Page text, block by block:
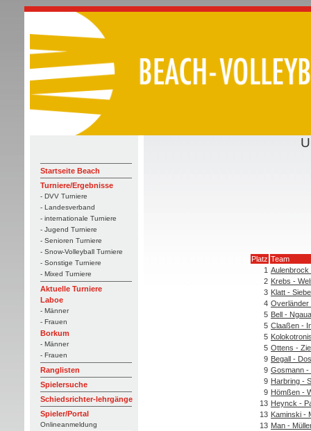
Startseite Beach
Turniere/Ergebnisse
- DVV Turniere
- Landesverband
- internationale Turniere
- Jugend Turniere
- Senioren Turniere
- Snow-Volleyball Turniere
- Sonstige Turniere
- Mixed Turniere
Aktuelle Turniere
Laboe
- Männer
- Frauen
Borkum
- Männer
- Frauen
Ranglisten
Spielersuche
Schiedsrichter-lehrgänge
Spieler/Portal
Onlineanmeldung
Platz Team
1 Aulenbrock
2 Krebs -
3 Klatt -
4 Overländer
5 Bell -
5 Claaßen -
5
5 Ottens -
9 Begall -
9 Gosmann -
9 Harbring -
9 Hömßen -
13 Heynck -
13 Kaminski -
13 Man -